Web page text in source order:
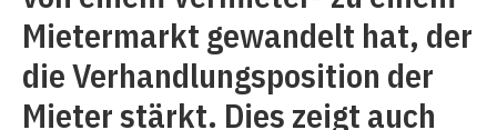
Mietermarkt gewandelt hat, der
die Verhandlungsposition der
Mieter stärkt. Dies zeigt auch